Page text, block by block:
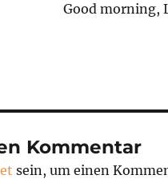
Good morning,
Kommentar
sein, um einen